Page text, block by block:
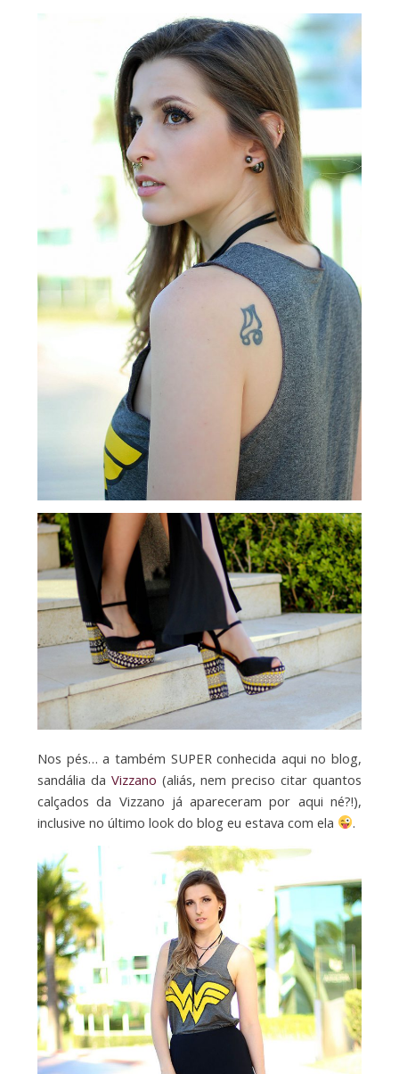
Nos pés… a também SUPER conhecida aqui no blog,
sandália da Vizzano (aliás, nem preciso citar quantos
calçados da Vizzano já apareceram por aqui né?!),
inclusive no último look do blog eu estava com ela
.